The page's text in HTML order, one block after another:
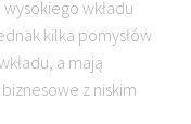
wkładu
kilka pomysłów
a mają
z niskim